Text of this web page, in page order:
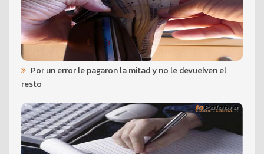
Por un error le pagaron la mitad y no le devuelven el
resto